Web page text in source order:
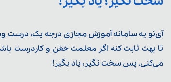
آی‌نو یه سامانه آموزش مجازی درجه یک، درست
تا بهت ثابت کنه اگر معلمت خفن و کاردرست
می‌کنی. پس سخت نگیر، یاد بگیر!